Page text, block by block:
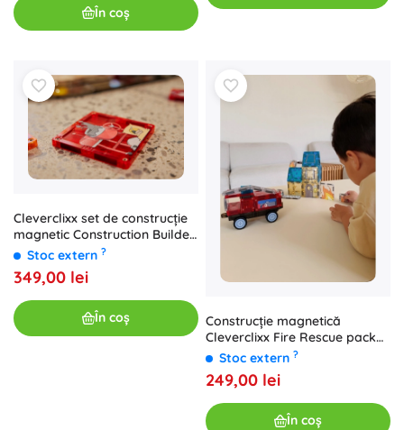
În coș
Cleverclixx set de construcție
magnetic Construction Builder
Pack Intense (48 piese)
Stoc extern ?
349,00 lei
În coș
Construcție magnetică
Cleverclixx Fire Rescue pack
intense (39 piese)
Stoc extern ?
249,00 lei
În coș